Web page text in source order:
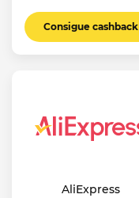
Consigue cashback
AliExpress